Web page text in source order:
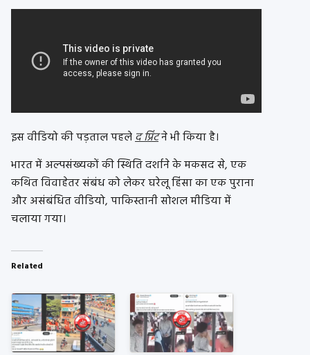
इस वीडियो की पड़ताल पहलेद प्रिंटने भी किया है।
भारत में अल्पसंख्यकों की स्थिति दर्शाने के मकसद से, एक
कथित विवाहेतर संबंध को लेकर घरेलू हिंसा का एक पुराना
और असंबंधित वीडियो, पाकिस्तानी सोशल मीडिया में
चलाया गया।
Related